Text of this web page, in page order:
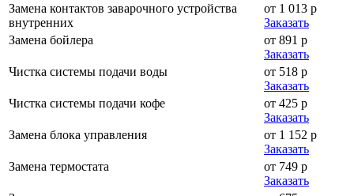
Замена контактов заварочного устройства
внутренних
от 1 013 р
Заказать
Замена бойлера
от 891 р
Заказать
Чистка системы подачи воды
от 518 р
Заказать
Чистка системы подачи кофе
от 425 р
Заказать
Замена блока управления
от 1 152 р
Заказать
Замена термостата
от 749 р
Заказать